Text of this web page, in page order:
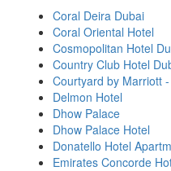
Coral Deira Dubai
Coral Oriental Hotel
Cosmopolitan Hotel
Country Club Hotel
Courtyard by Marriott
Delmon Hotel
Dhow Palace
Dhow Palace Hotel
Donatello Hotel
Emirates Concorde